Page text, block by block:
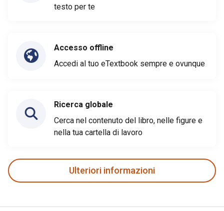
testo per te
Accesso offline
Accedi al tuo eTextbook sempre e ovunque
Ricerca globale
Cerca nel contenuto del libro, nelle figure e
nella tua cartella di lavoro
Ulteriori informazioni